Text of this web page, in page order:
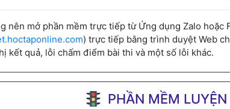
nên mở phần mềm trực tiếp từ Ứng dụng Zalo
) trực tiếp bằng trình duyệt Web
kết quả, lỗi chấm điểm bài thi và một số lỗi khác.
PHẦN MỀM